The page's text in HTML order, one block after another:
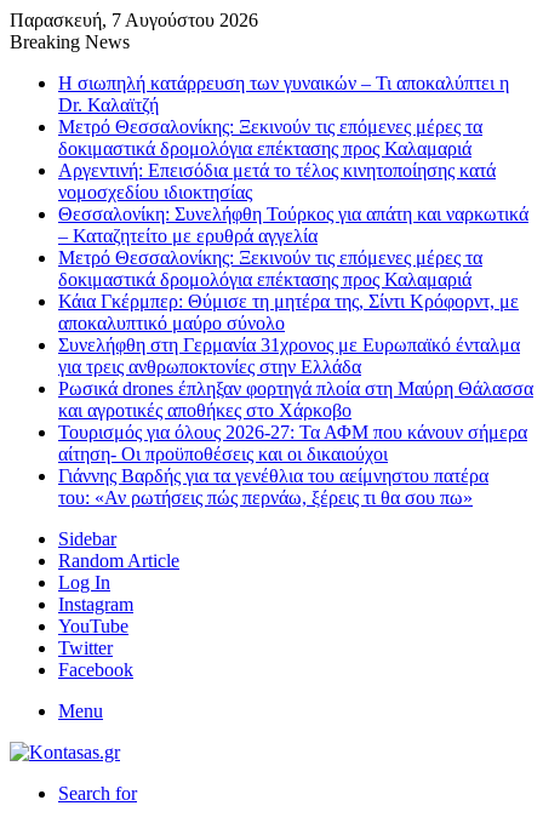
Παρασκευή, 7 Αυγούστου 2026
Breaking News
Η σιωπηλή κατάρρευση των γυναικών – Τι αποκαλύπτει η
Dr. Καλαϊτζή
Μετρό Θεσσαλονίκης: Ξεκινούν τις επόμενες μέρες τα
δοκιμαστικά δρομολόγια επέκτασης προς Καλαμαριά
Αργεντινή: Επεισόδια μετά το τέλος κινητοποίησης κατά
νομοσχεδίου ιδιοκτησίας
Θεσσαλονίκη: Συνελήφθη Τούρκος για απάτη και ναρκωτικά
– Καταζητείτο με ερυθρά αγγελία
Μετρό Θεσσαλονίκης: Ξεκινούν τις επόμενες μέρες τα
δοκιμαστικά δρομολόγια επέκτασης προς Καλαμαριά
Κάια Γκέρμπερ: Θύμισε τη μητέρα της, Σίντι Κρόφορντ, με
αποκαλυπτικό μαύρο σύνολο
Συνελήφθη στη Γερμανία 31χρονος με Ευρωπαϊκό ένταλμα
για τρεις ανθρωποκτονίες στην Ελλάδα
Ρωσικά drones έπληξαν φορτηγά πλοία στη Μαύρη Θάλασσα
και αγροτικές αποθήκες στο Χάρκοβο
Τουρισμός για όλους 2026-27: Τα ΑΦΜ που κάνουν σήμερα
αίτηση- Οι προϋποθέσεις και οι δικαιούχοι
Γιάννης Βαρδής για τα γενέθλια του αείμνηστου πατέρα
του: «Αν ρωτήσεις πώς περνάω, ξέρεις τι θα σου πω»
Sidebar
Random Article
Log In
Instagram
YouTube
Twitter
Facebook
Menu
Search for